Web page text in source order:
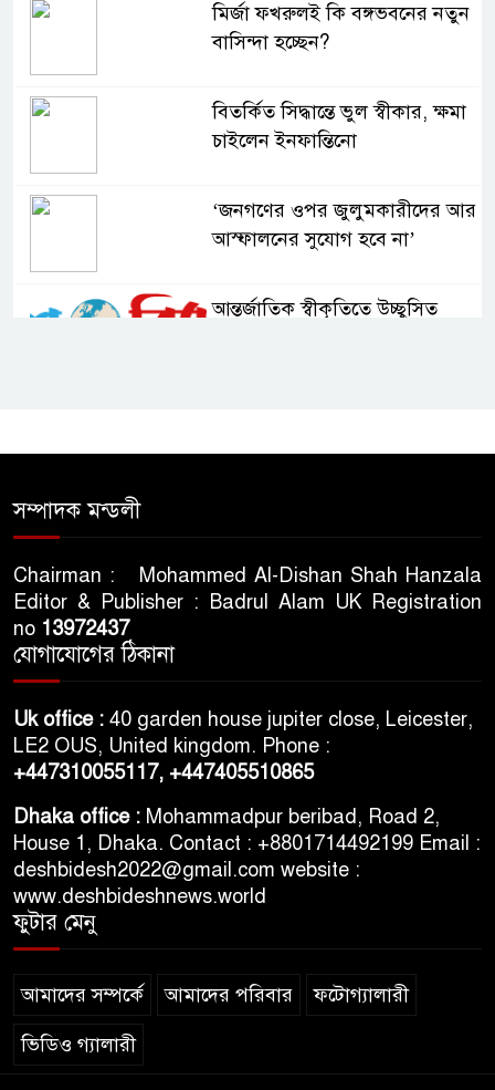
মির্জা ফখরুলই কি বঙ্গভবনের নতুন
বাসিন্দা হচ্ছেন?
বিতর্কিত সিদ্ধান্তে ভুল স্বীকার, ক্ষমা
চাইলেন ইনফান্তিনো
‘জনগণের ওপর জুলুমকারীদের আর
আস্ফালনের সুযোগ হবে না’
আন্তর্জাতিক স্বীকৃতিতে উচ্ছ্বসিত
ভারতের স্বাধীনতা দিবসকে ‘ইন্ডিয়া
দুর্বল হয়েছে: ওয়াংচুক
জামায়াত জোটের
সম্পাদক মন্ডলী
Chairman : Mohammed Al-Dishan Shah Hanzala
Editor & Publisher : Badrul Alam UK Registration
no 13972437
যোগাযোগের ঠিকানা
Uk office : 40 garden house jupiter close, Leicester,
LE2 OUS, United kingdom. Phone :
+447310055117, +447405510865
Dhaka office : Mohammadpur beribad, Road 2,
House 1, Dhaka. Contact : +8801714492199 Email :
deshbidesh2022@gmail.com website :
www.deshbideshnews.world
ফুটার মেনু
আমাদের সম্পর্কে আমাদের পরিবার ফটোগ্যালারী
ভিডিও গ্যালারী